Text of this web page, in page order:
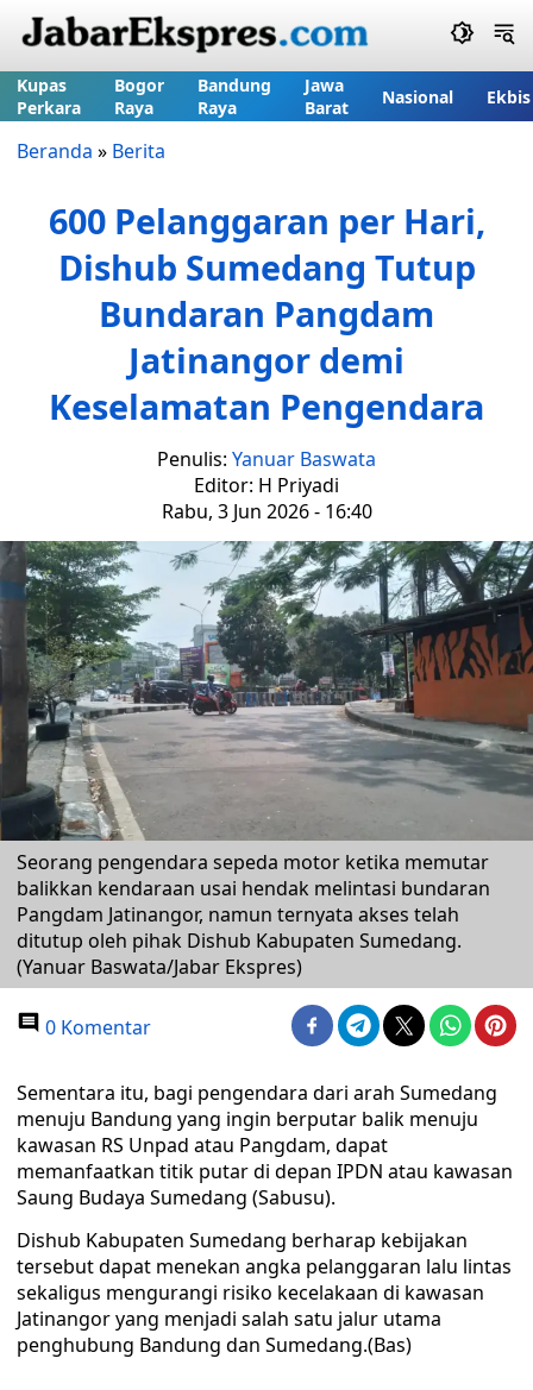
Kupas
Perkara
Bogor
Raya
Bandung
Raya
Jawa
Barat
Nasional Ekbis
Beranda » Berita
600 Pelanggaran per Hari,
Dishub Sumedang Tutup
Bundaran Pangdam
Jatinangor demi
Keselamatan Pengendara
Penulis: Yanuar Baswata
Editor: H Priyadi
Rabu, 3 Jun 2026 - 16:40
Seorang pengendara sepeda motor ketika memutar
balikkan kendaraan usai hendak melintasi bundaran
Pangdam Jatinangor, namun ternyata akses telah
ditutup oleh pihak Dishub Kabupaten Sumedang.
(Yanuar Baswata/Jabar Ekspres)
0 Komentar
Sementara itu, bagi pengendara dari arah Sumedang
menuju Bandung yang ingin berputar balik menuju
kawasan RS Unpad atau Pangdam, dapat
memanfaatkan titik putar di depan IPDN atau kawasan
Saung Budaya Sumedang (Sabusu).
Dishub Kabupaten Sumedang berharap kebijakan
tersebut dapat menekan angka pelanggaran lalu lintas
sekaligus mengurangi risiko kecelakaan di kawasan
Jatinangor yang menjadi salah satu jalur utama
penghubung Bandung dan Sumedang.(Bas)